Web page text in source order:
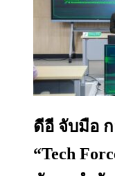
ดีอี จับมือ
“Tech